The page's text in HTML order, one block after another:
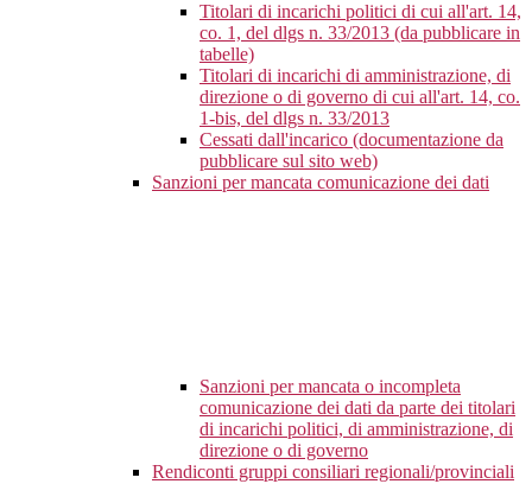
Titolari di incarichi politici di cui all'art. 14,
co. 1, del dlgs n. 33/2013 (da pubblicare in
tabelle)
Titolari di incarichi di amministrazione, di
direzione o di governo di cui all'art. 14, co.
1-bis, del dlgs n. 33/2013
Cessati dall'incarico (documentazione da
pubblicare sul sito web)
Sanzioni per mancata comunicazione dei dati
Sanzioni per mancata o incompleta
comunicazione dei dati da parte dei titolari
di incarichi politici, di amministrazione, di
direzione o di governo
Rendiconti gruppi consiliari regionali/provinciali